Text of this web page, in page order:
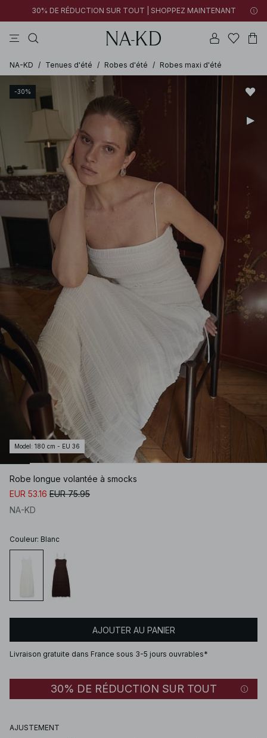
30% DE RÉDUCTION SUR TOUT | SHOPPEZ MAINTENANT
NA-KD / Tenues d'été / Robes d'été / Robes maxi d'été
-30%
Model : 180 cm - EU 36
Robe longue volantée à smocks
EUR 53.16 EUR 75.95
NA-KD
Couleur: Blanc
AJOUTER AU PANIER
Livraison gratuite dans France sous 3-5 jours ouvrables*
30% DE RÉDUCTION SUR TOUT
AJUSTEMENT